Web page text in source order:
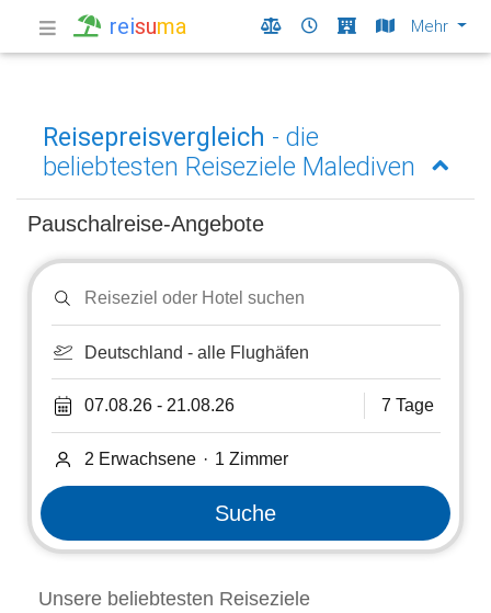
reisuma Mehr
Reisepreisvergleich - die
beliebtesten Reiseziele Malediven